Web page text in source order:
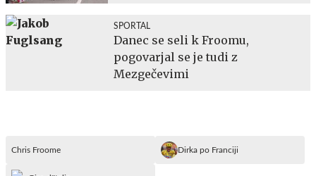
SPORTAL
Danec se seli k Froomu,
pogovarjal se je tudi z
Mezgečevimi
Chris Froome Dirka po Franciji